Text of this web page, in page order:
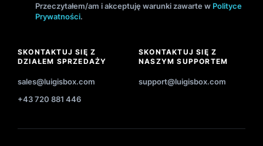
Przeczytałem/am i akceptuję warunki zawarte w Polityce
Prywatności.
SKONTAKTUJ SIĘ Z
DZIAŁEM SPRZEDAŻY
sales@luigisbox.com
+43 720 881 446
SKONTAKTUJ SIĘ Z
NASZYM SUPPORTEM
support@luigisbox.com